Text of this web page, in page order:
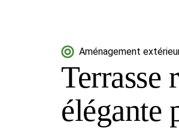
Aménagement
Terrasse
élégante